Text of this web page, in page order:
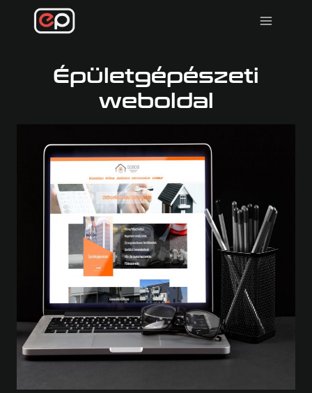
content
Épületgépészeti
weboldal